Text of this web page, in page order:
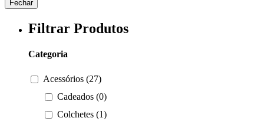
Fechar
Filtrar Produtos
Categoria
Acessórios (27)
Cadeados (0)
Colchetes (1)